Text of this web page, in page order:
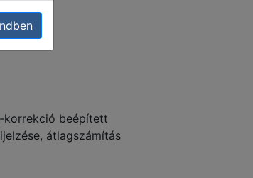
korrekció beépített
átlagszámítás